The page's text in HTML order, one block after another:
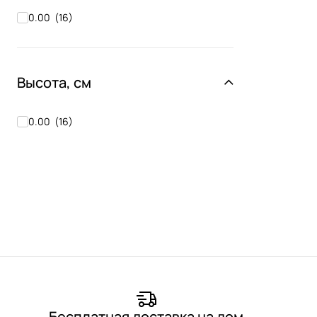
0.00 (16)
Высота, см
0.00 (16)